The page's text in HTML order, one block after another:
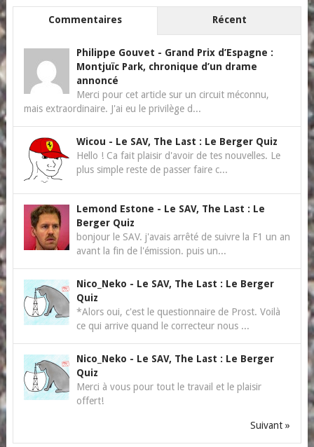
Commentaires Récent
Philippe Gouvet - Grand Prix d’Espagne :
Montjuïc Park, chronique d’un drame
annoncé
Merci pour cet article sur un circuit méconnu,
mais extraordinaire. J'ai eu le privilège d...
Wicou - Le SAV, The Last : Le Berger Quiz
Hello ! Ca fait plaisir d'avoir de tes nouvelles. Le
plus simple reste de passer faire c...
Lemond Estone - Le SAV, The Last : Le
Berger Quiz
bonjour le SAV. j'avais arrêté de suivre la F1 un an
avant la fin de l'émission. puis un...
Nico_Neko - Le SAV, The Last : Le Berger
Quiz
*Alors oui, c'est le questionnaire de Prost. Voilà
ce qui arrive quand le correcteur nous ...
Nico_Neko - Le SAV, The Last : Le Berger
Quiz
Merci à vous pour tout le travail et le plaisir
offert!
Suivant »